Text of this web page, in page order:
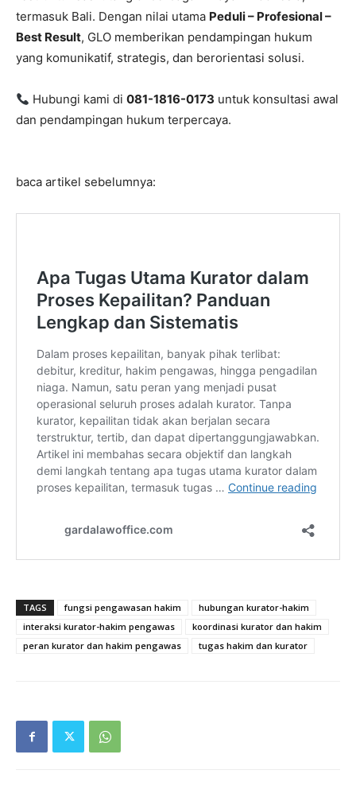
termasuk Bali. Dengan nilai utama Peduli – Profesional –
Best Result, GLO memberikan pendampingan hukum
yang komunikatif, strategis, dan berorientasi solusi.
Hubungi kami di081-1816-0173 untuk konsultasi awal
dan pendampingan hukum terpercaya.
baca artikel sebelumnya:
TAGS fungsi pengawasan hakim
hubungan kurator-hakim
interaksi kurator-hakim pengawas
koordinasi kurator dan hakim
peran kurator dan hakim pengawas
tugas hakim dan kurator